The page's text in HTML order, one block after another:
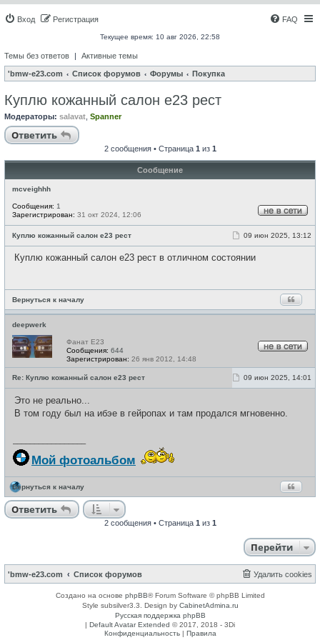
Вход Регистрация FAQ
Текущее время: 10 авг 2026, 22:58
Темы без ответов | Активные темы
'bmw-e23.com Список форумов Форумы Покупка
Куплю кожанный салон e23 рест
Модераторы: salavat Spanner
Ответить
2 сообщения • Страница 1 из 1
Сообщение
mcveighhh
в
с
Сообщения: 1
Зарегистрирован: 31 окт 2024, 12:06
Куплю кожанный салон e23 рест
С
б
09 июн 2025, 13:12
Куплю кожанный салон e23 рест в отличном состоянии
Вернуться к началу
deepwerk
с
е
Фанат E23
Сообщения: 644
Зарегистрирован: 26 янв 2012, 14:48
Re: Куплю кожанный салон e23 рест
С
щ
09 июн 2025, 14:01
Это не реально...
В том году был на ибэе в гейропах и там продался мгновенно.
Мой фотоальбом
Вернуться к началу
Ответить
2 сообщения • Страница 1 из 1
Перейти
'bmw-e23.com Список форумов Удалить cookies
Создано на основе phpBB® Forum Software © phpBB Limited
Style subsilver3.3. Design by CabinetAdmina.ru
Русская поддержка phpBB
| Default Avatar Extended © 2017, 2018 - 3Di
Конфиденциальность| Правила